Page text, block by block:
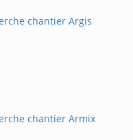
chantier Argis
chantier Armix